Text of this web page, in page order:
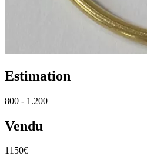
Estimation
800 - 1.200
Vendu
1150€